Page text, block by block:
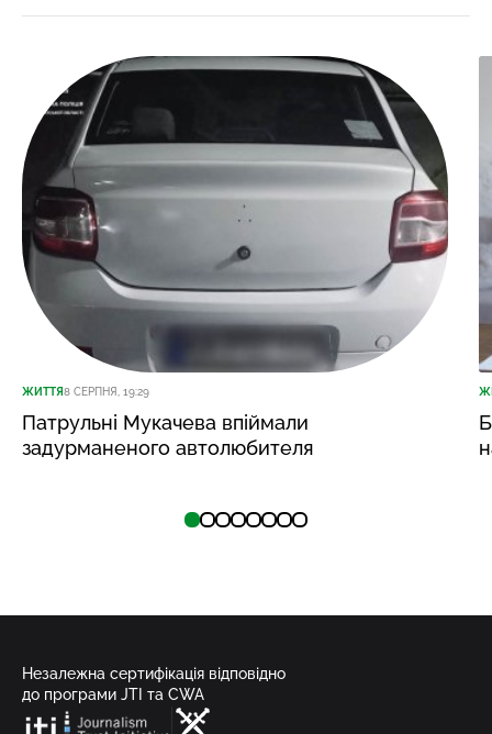
ЖИТТЯ8 СЕРПНЯ, 19:29
Патрульні Мукачева впіймали
задурманеного автолюбителя
Незалежна сертифікація відповідно
до програми JTI та CWA